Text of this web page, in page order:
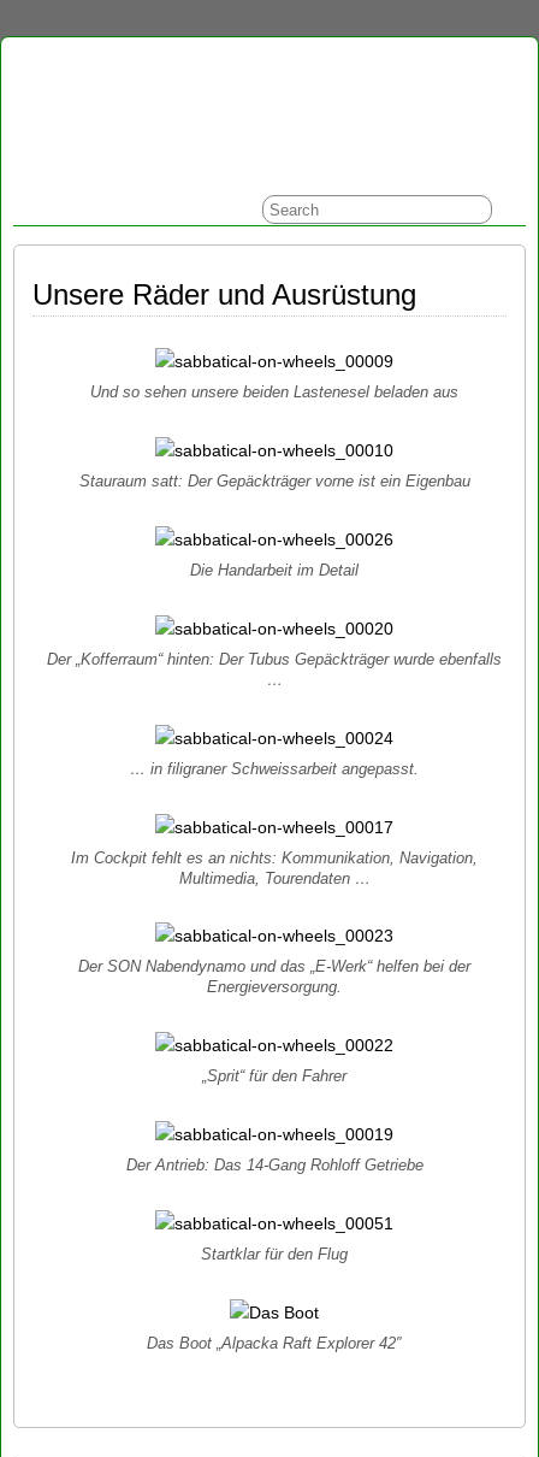
Unsere Räder und Ausrüstung
Und so sehen unsere beiden Lastenesel beladen aus
Stauraum satt: Der Gepäckträger vorne ist ein Eigenbau
Die Handarbeit im Detail
Der „Kofferraum“ hinten: Der Tubus Gepäckträger wurde ebenfalls
…
… in filigraner Schweissarbeit angepasst.
Im Cockpit fehlt es an nichts: Kommunikation, Navigation,
Multimedia, Tourendaten …
Der SON Nabendynamo und das „E-Werk“ helfen bei der
Energieversorgung.
„Sprit“ für den Fahrer
Der Antrieb: Das 14-Gang Rohloff Getriebe
Startklar für den Flug
Das Boot „Alpacka Raft Explorer 42″